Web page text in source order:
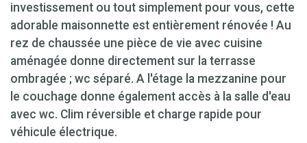
investissement ou tout simplement pour vous, cette
adorable maisonnette est entièrement rénovée ! Au
rez de chaussée une pièce de vie avec cuisine
aménagée donne directement sur la terrasse
ombragée ; wc séparé. A l'étage la mezzanine pour
le couchage donne également accès à la salle d'eau
avec wc. Clim réversible et charge rapide pour
véhicule électrique.